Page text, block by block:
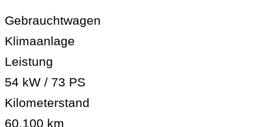
Gebrauchtwagen
Klimaanlage
Leistung
54 kW / 73 PS
Kilometerstand
60.100 km